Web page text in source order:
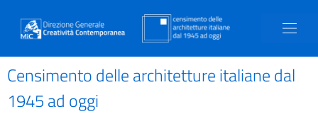
Censimento delle architetture italiane dal
1945 ad oggi